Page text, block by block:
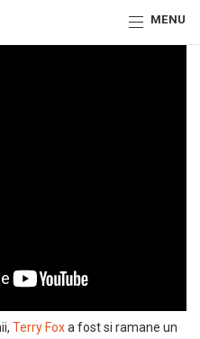
MENU
Terry Foxa fost si ramane un